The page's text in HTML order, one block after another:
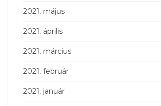
2021. május
2021. április
2021. március
2021. február
2021. január